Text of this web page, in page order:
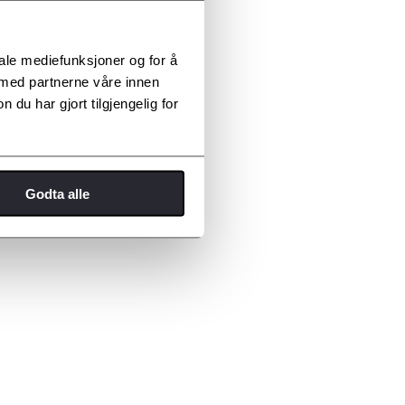
mediefunksjoner og for å
partnerne våre innen
du har gjort tilgjengelig for
Godta alle